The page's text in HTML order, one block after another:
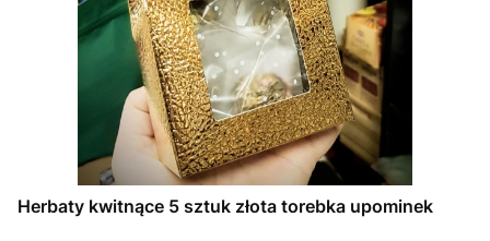
Herbaty kwitnące 5 sztuk złota torebka upominek